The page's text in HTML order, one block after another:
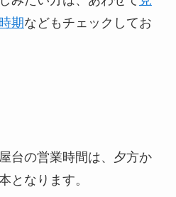
期などもチェックしてお
台の営業時間は、夕方か
となります。